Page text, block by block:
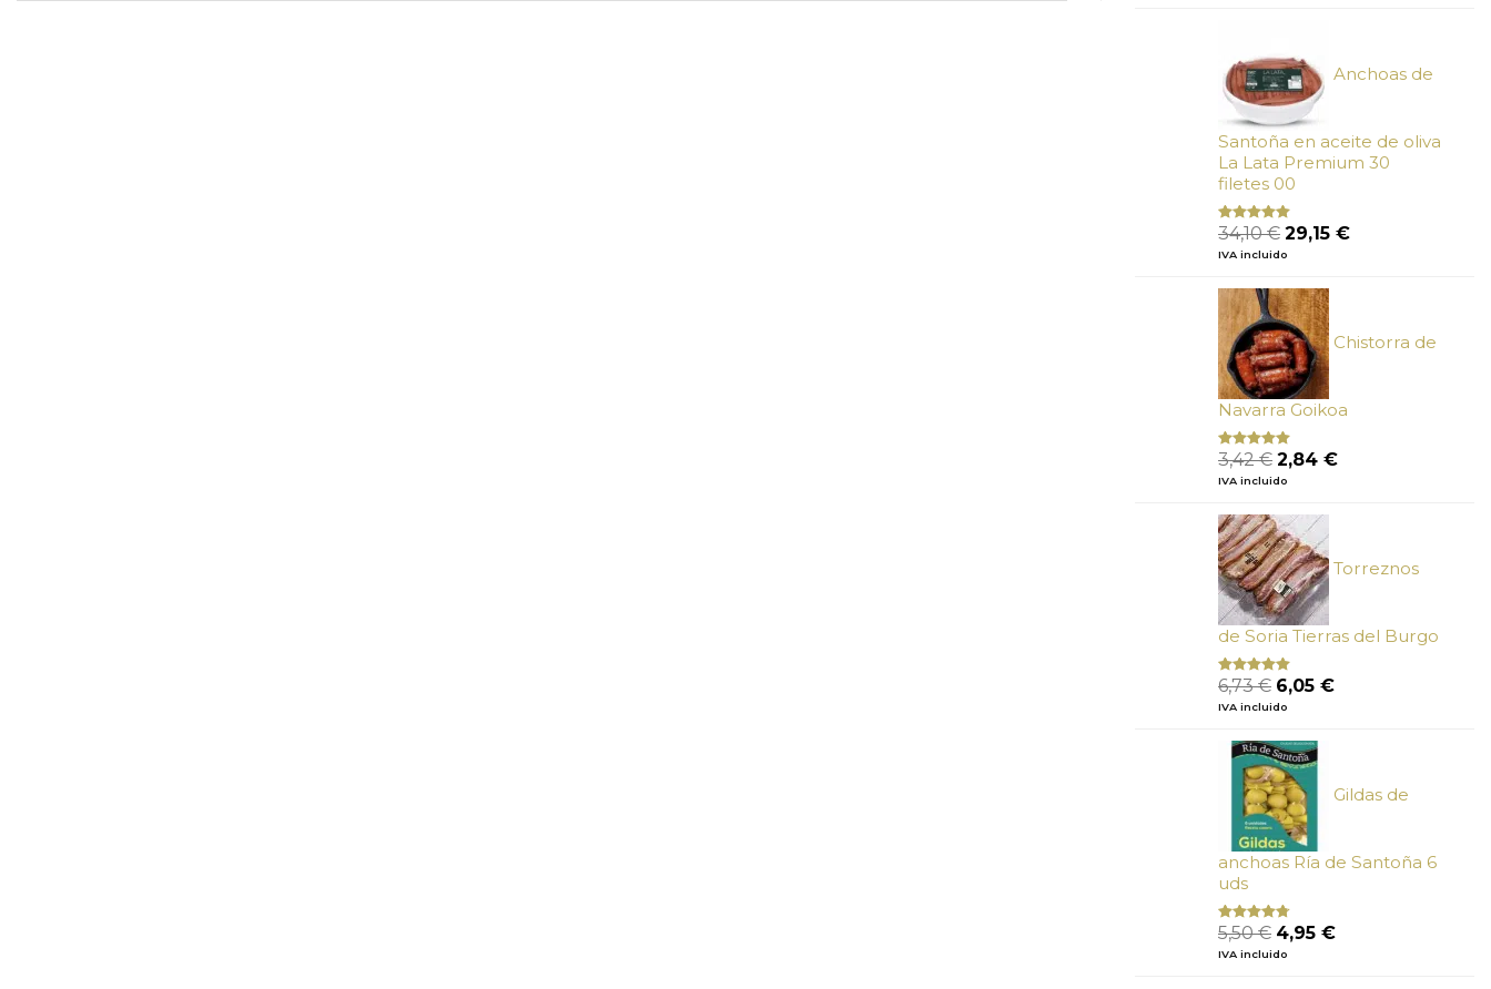
Anchoas de
Santoña en aceite de oliva
La Lata Premium 30
filetes 00
Valorado
con
de 5
34,10€ El
precio
era:
34,10 €.
29,15 €El
IVA incluido
Chistorra de
Navarra Goikoa
Valorado
con
de 5
3,42€ El
precio
era:
3,42 €.
2,84 €El
IVA incluido
Torreznos
de Soria Tierras del Burgo
Valorado
con
de
5
6,73€ El
precio
era:
6,73 €.
6,05 €El
IVA incluido
Gildas de
anchoas Ría de Santoña 6
uds
Valorado
con
de 5
5,50€ El
precio
4,95 €El
IVA incluido